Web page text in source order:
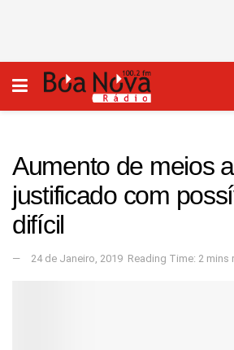
Aumento de meios
justificado com
difícil
24 de Janeiro, 2019 Reading Time: 2 mins